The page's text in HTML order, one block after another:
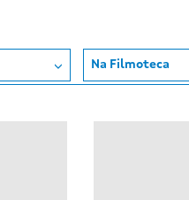
Na Filmoteca